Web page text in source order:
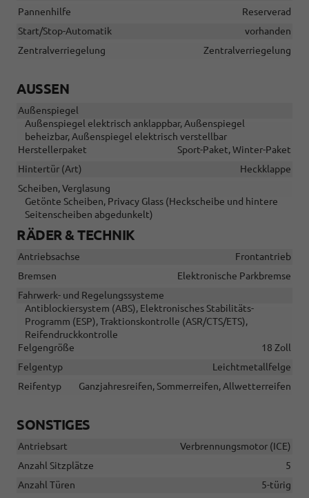
Pannenhilfe
Reserverad
Start/Stop-Automatik
vorhanden
Zentralverriegelung
Zentralverriegelung
AUSSEN
Außenspiegel
Außenspiegel elektrisch anklappbar, Außenspiegel
beheizbar, Außenspiegel elektrisch verstellbar
Herstellerpaket
Sport-Paket, Winter-Paket
Hintertür (Art)
Heckklappe
Scheiben, Verglasung
Getönte Scheiben, Privacy Glass (Heckscheibe und hintere
Seitenscheiben abgedunkelt)
RÄDER & TECHNIK
Antriebsachse
Frontantrieb
Bremsen
Elektronische Parkbremse
Fahrwerk- und Regelungssysteme
Antiblockiersystem (ABS), Elektronisches Stabilitäts-
Programm (ESP), Traktionskontrolle (ASR/CTS/ETS),
Reifendruckkontrolle
Felgengröße
18 Zoll
Felgentyp
Leichtmetallfelge
Reifentyp
Ganzjahresreifen, Sommerreifen, Allwetterreifen
SONSTIGES
Antriebsart
Verbrennungsmotor (ICE)
Anzahl Sitzplätze
5
Anzahl Türen
5-türig